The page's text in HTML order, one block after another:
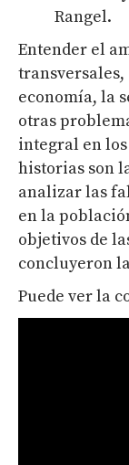
Rangel.
Entender el
economía, la
otras
integral en
historias son
analizar las
en la
objetivos de
concluyeron
Puede ver la